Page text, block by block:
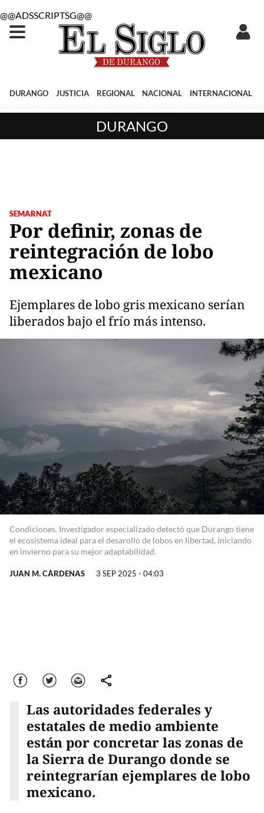
@@ADSSCRIPTSG@@
DURANGO JUSTICIA REGIONAL NACIONAL INTERNACIONAL
DURANGO
SEMARNAT
Por definir, zonas de
reintegración de lobo
mexicano
Ejemplares de lobo gris mexicano serían
liberados bajo el frío más intenso.
Condiciones. Investigador especializado detectó que Durango tiene
el ecosistema ideal para el desarollo de lobos en libertad, iniciando
en invierno para su mejor adaptabilidad.
JUAN M. CÁRDENAS 3 SEP 2025 - 04:03
Facebook Twitter Correo comparte
Las autoridades federales y
estatales de medio ambiente
están por concretar las zonas de
la Sierra de Durango donde se
reintegrarían ejemplares de lobo
mexicano.